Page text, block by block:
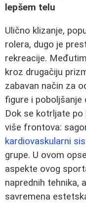
lepšem telu
Ulično klizanje,
rolera, dugo je
rekreacije.
kroz drugačiju
zabavan način za
figure i
Dok se kotrljate po
više frontova:
kardiovaskularni
grupe. U ovom
aspekte ovog
naprednih tehnika,
savremena